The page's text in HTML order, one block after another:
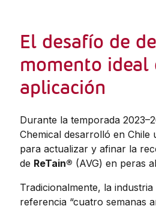
El desafío de
momento ideal
aplicación
Durante la temporada
Chemical desarrolló en
para actualizar y afinar la
de ReTain® (AVG) en peras
Tradicionalmente, la
referencia “cuatro semanas